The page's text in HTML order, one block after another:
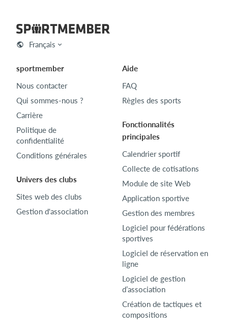
Français
sportmember
Nous contacter
Qui sommes-nous ?
Carrière
Politique de
confidentialité
Conditions générales
Univers des clubs
Sites web des clubs
Gestion d'association
Aide
FAQ
Règles des sports
Fonctionnalités
principales
Calendrier sportif
Collecte de cotisations
Module de site Web
Application sportive
Gestion des membres
Logiciel pour fédérations
sportives
Logiciel de réservation en
ligne
Logiciel de gestion
d’association
Création de tactiques et
compositions